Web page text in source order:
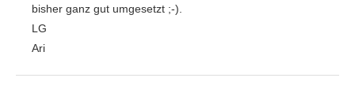
bisher ganz gut umgesetzt ;-).
LG
Ari